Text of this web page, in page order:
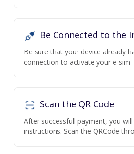
Be Connected to the
Be sure that your device already
connection to activate your e-sim
Scan the QR Code
After successfull payment, you
instructions. Scan the QRCode